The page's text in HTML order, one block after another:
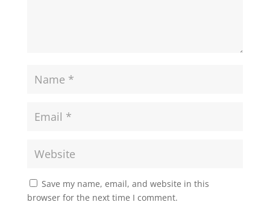
Save my name, email, and website in this
browser for the next time I comment.